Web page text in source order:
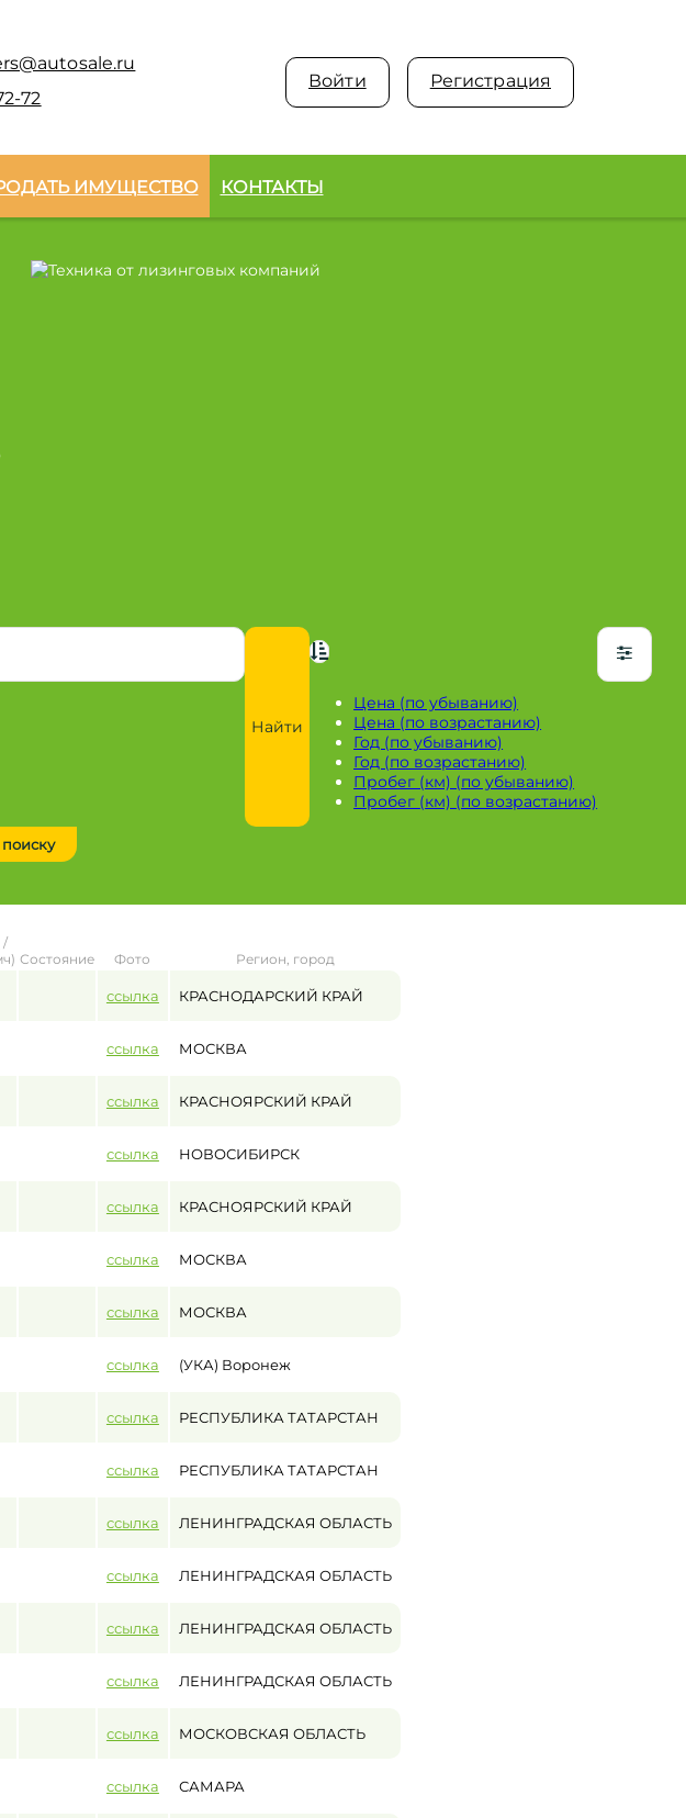
72
Войти Регистрация
ИМУЩЕСТВО КОНТАКТЫ
Найти
Цена (по убыванию)
Цена (по возрастанию)
Год (по убыванию)
Год (по возрастанию)
Пробег (км) (по убыванию)
Пробег (км) (по возрастанию)
поиску
/
Состояние Фото Регион, город
ссылка КРАСНОДАРСКИЙ КРАЙ
ссылка МОСКВА
ссылка КРАСНОЯРСКИЙ КРАЙ
ссылка НОВОСИБИРСК
ссылка КРАСНОЯРСКИЙ КРАЙ
ссылка МОСКВА
ссылка МОСКВА
ссылка (УКА) Воронеж
ссылка РЕСПУБЛИКА ТАТАРСТАН
ссылка РЕСПУБЛИКА ТАТАРСТАН
ссылка ЛЕНИНГРАДСКАЯ ОБЛАСТЬ
ссылка ЛЕНИНГРАДСКАЯ ОБЛАСТЬ
ссылка ЛЕНИНГРАДСКАЯ ОБЛАСТЬ
ссылка ЛЕНИНГРАДСКАЯ ОБЛАСТЬ
ссылка МОСКОВСКАЯ ОБЛАСТЬ
ссылка САМАРА